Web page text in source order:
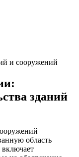
и сооружений
зданий
область